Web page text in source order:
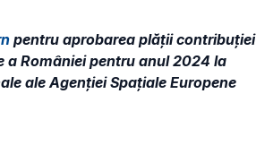
pentru aprobarea plății contribuției
a României pentru anul 2024 la
ale Agenției Spațiale Europene